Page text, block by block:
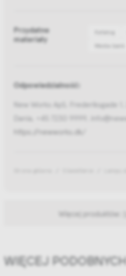
Przydatne
materiały
Katalog
Media bank
Odpowiedzialność:
New Works ApS, Frederiksgade
Dania, +45 7230 9999,
https://newworks.dk/
Więcej produktów:
WIĘCEJ